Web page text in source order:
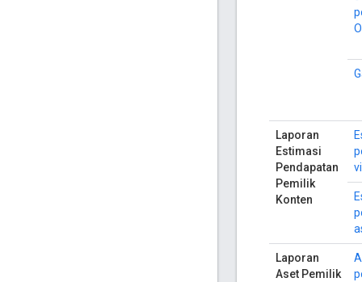
Laporan
Estimasi
Pendapatan
Pemilik
Konten
Laporan
Aset Pemilik